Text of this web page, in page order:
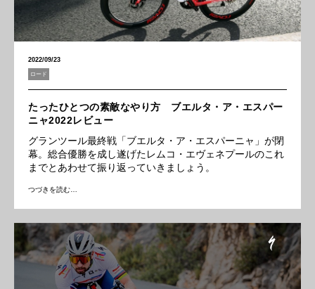
2022/09/23
ロード
たったひとつの素敵なやり方 ブエルタ・ア・エスパー
ニャ2022レビュー
グランツール最終戦「ブエルタ・ア・エスパーニャ」が閉
幕。総合優勝を成し遂げたレムコ・エヴェネプールのこれ
までとあわせて振り返っていきましょう。
つづきを読む…